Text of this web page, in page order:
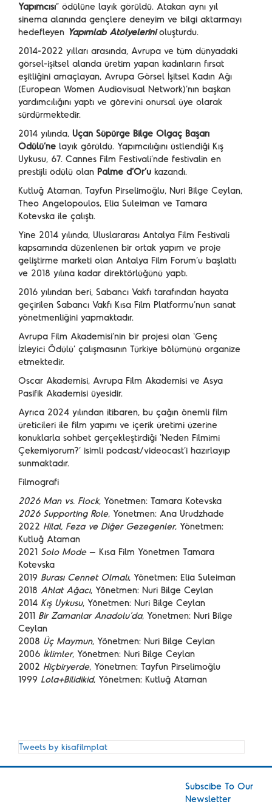
Yapımcısı” ödülüne layık görüldü. Atakan aynı yıl
sinema alanında gençlere deneyim ve bilgi aktarmayı
hedefleyen Yapımlab Atölyelerini oluşturdu.
2014-2022 yılları arasında, Avrupa ve tüm dünyadaki
görsel-işitsel alanda üretim yapan kadınların fırsat
eşitliğini amaçlayan, Avrupa Görsel İşitsel Kadın Ağı
(European Women Audiovisual Network)’nın başkan
yardımcılığını yaptı ve görevini onursal üye olarak
sürdürmektedir.
2014 yılında, Uçan Süpürge Bilge Olgaç Başarı
Ödülü’ne layık görüldü. Yapımcılığını üstlendiği Kış
Uykusu, 67. Cannes Film Festivali’nde festivalin en
prestijli ödülü olan Palme d’Or’u kazandı.
Kutluğ Ataman, Tayfun Pirselimoğlu, Nuri Bilge Ceylan,
Theo Angelopoulos, Elia Suleiman ve Tamara
Kotevska ile çalıştı.
Yine 2014 yılında, Uluslararası Antalya Film Festivali
kapsamında düzenlenen bir ortak yapım ve proje
geliştirme marketi olan Antalya Film Forum’u başlattı
ve 2018 yılına kadar direktörlüğünü yaptı.
2016 yılından beri, Sabancı Vakfı tarafından hayata
geçirilen Sabancı Vakfı Kısa Film Platformu’nun sanat
yönetmenliğini yapmaktadır.
Avrupa Film Akademisi’nin bir projesi olan ‘Genç
İzleyici Ödülü’ çalışmasının Türkiye bölümünü organize
etmektedir.
Oscar Akademisi, Avrupa Film Akademisi ve Asya
Pasifik Akademisi üyesidir.
Ayrıca 2024 yılından itibaren, bu çağın önemli film
üreticileri ile film yapımı ve içerik üretimi üzerine
konuklarla sohbet gerçekleştirdiği ‘Neden Filmimi
Çekemiyorum?’ isimli podcast/videocast’i hazırlayıp
sunmaktadır.
Filmografi
2026 Man vs. Flock, Yönetmen: Tamara Kotevska
2026 Supporting Role, Yönetmen: Ana Urudzhade
2022 Hilal, Feza ve Diğer Gezegenler, Yönetmen:
Kutluğ Ataman
2021 Solo Mode– Kısa Film Yönetmen Tamara
Kotevska
2019 Burası Cennet Olmalı, Yönetmen: Elia Suleiman
2018 Ahlat Ağacı, Yönetmen: Nuri Bilge Ceylan
2014 Kış Uykusu, Yönetmen: Nuri Bilge Ceylan
2011 Bir Zamanlar Anadolu’da, Yönetmen: Nuri Bilge
Ceylan
2008 Üç Maymun, Yönetmen: Nuri Bilge Ceylan
2006 İklimler, Yönetmen: Nuri Bilge Ceylan
2002 Hiçbiryerde, Yönetmen: Tayfun Pirselimoğlu
1999 Lola+Bilidikid, Yönetmen: Kutluğ Ataman
Tweets by kisafilmplat
Subscibe To Our
Newsletter